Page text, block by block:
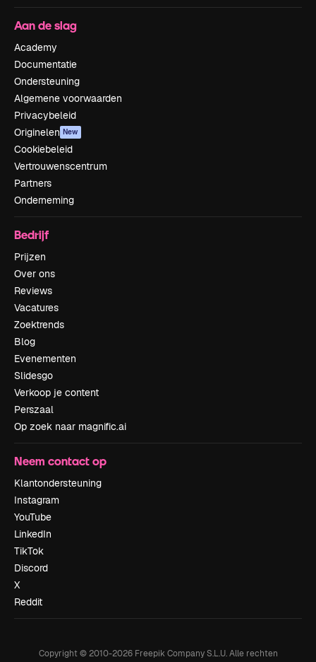
Aan de slag
Academy
Documentatie
Ondersteuning
Algemene voorwaarden
Privacybeleid
Originelen New
Cookiebeleid
Vertrouwenscentrum
Partners
Onderneming
Bedrijf
Prijzen
Over ons
Reviews
Vacatures
Zoektrends
Blog
Evenementen
Slidesgo
Verkoop je content
Perszaal
Op zoek naar magnific.ai
Neem contact op
Klantondersteuning
Instagram
YouTube
LinkedIn
TikTok
Discord
X
Reddit
Copyright © 2010-2026Freepik Company S.L.U. Alle rechten